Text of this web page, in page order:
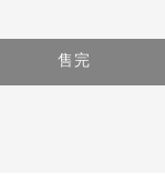
售完